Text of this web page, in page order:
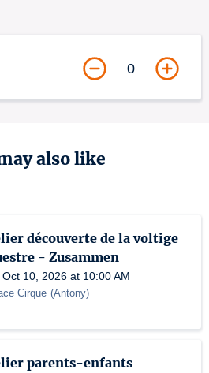
0
also like
découverte de la voltige
- Zusammen
Oct 10, 2026 at 10:00 AM
Cirque (Antony)
parents-enfants